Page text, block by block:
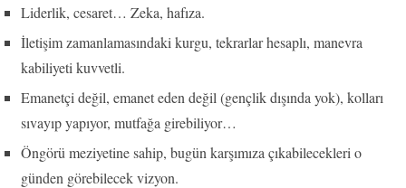
Liderlik, cesaret… Zeka, hafıza.
İletişim zamanlamasındaki kurgu, tekrarlar hesaplı, manevra
kabiliyeti kuvvetli.
Emanetçi değil, emanet eden değil (gençlik dışında yok), kolları
sıvayıp yapıyor, mutfağa girebiliyor…
Öngörü meziyetine sahip, bugün karşımıza çıkabilecekleri o
günden görebilecek vizyon.